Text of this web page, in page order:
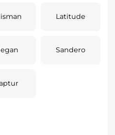
Latitude
Sandero